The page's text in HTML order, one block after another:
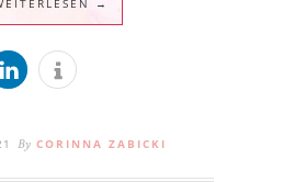
By CORINNA ZABICKI